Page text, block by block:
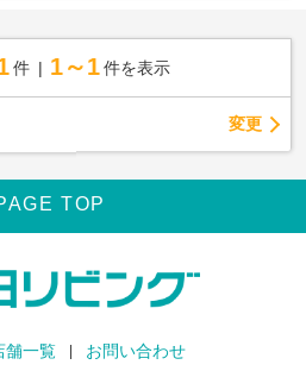
件 1～1 件を表示
変更
TOP
舗一覧 お問い合わせ